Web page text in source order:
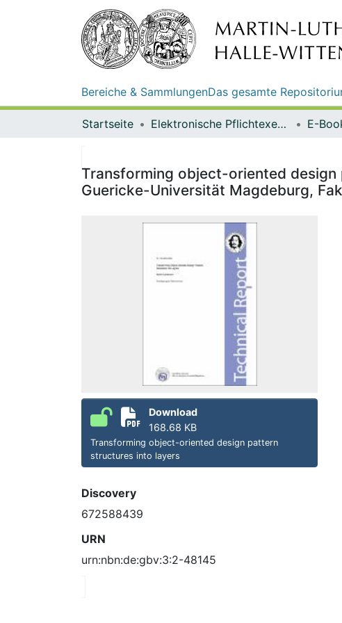
Bereiche & SammlungenDas gesamte
Startseite Elektronische Pflichtexemplare E-
Transforming object-oriented
Guericke-Universität Magdeburg,
Download
168.68 KB
Transforming object-oriented design pattern
structures into layers
Discovery
672588439
URN
urn:nbn:de:gbv:3:2-48145